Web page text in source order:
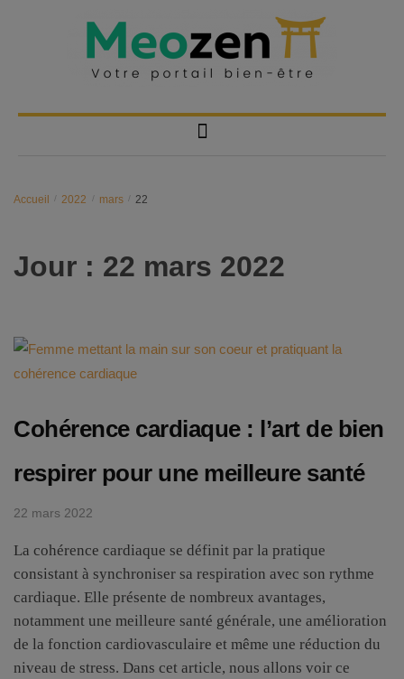
Accueil / 2022 / mars / 22
Jour : 22 mars 2022
Cohérence cardiaque : l’art de bien
respirer pour une meilleure santé
22 mars 2022
La cohérence cardiaque se définit par la pratique
consistant à synchroniser sa respiration avec son rythme
cardiaque. Elle présente de nombreux avantages,
notamment une meilleure santé générale, une amélioration
de la fonction cardiovasculaire et même une réduction du
niveau de stress. Dans cet article, nous allons voir ce